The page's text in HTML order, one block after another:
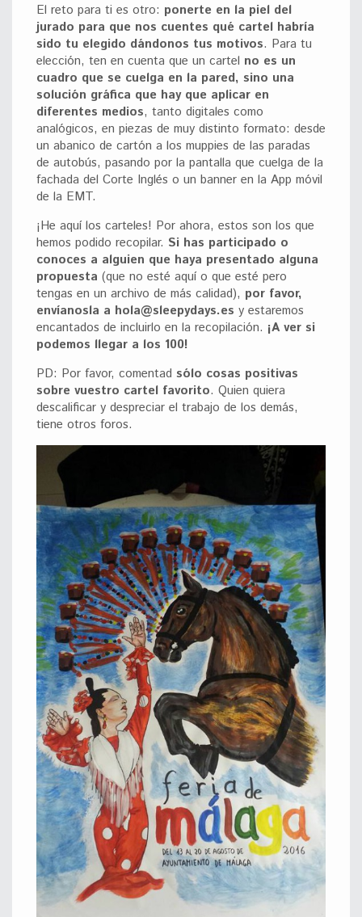
El reto para ti es otro: ponerte en la piel del
jurado para que nos cuentes qué cartel habría
sido tu elegido dándonos tus motivos. Para tu
elección, ten en cuenta que un cartel no es un
cuadro que se cuelga en la pared, sino una
solución gráfica que hay que aplicar en
diferentes medios, tanto digitales como
analógicos, en piezas de muy distinto formato: desde
un abanico de cartón a los muppies de las paradas
de autobús, pasando por la pantalla que cuelga de la
fachada del Corte Inglés o un banner en la App móvil
de la EMT.
¡He aquí los carteles! Por ahora, estos son los que
hemos podido recopilar. Si has participado o
conoces a alguien que haya presentado alguna
propuesta (que no esté aquí o que esté pero
tengas en un archivo de más calidad), por favor,
envíanosla a hola@sleepydays.es y estaremos
encantados de incluirlo en la recopilación. ¡A ver si
podemos llegar a los 100!
PD: Por favor, comentad sólo cosas positivas
sobre vuestro cartel favorito. Quien quiera
descalificar y despreciar el trabajo de los demás,
tiene otros foros.